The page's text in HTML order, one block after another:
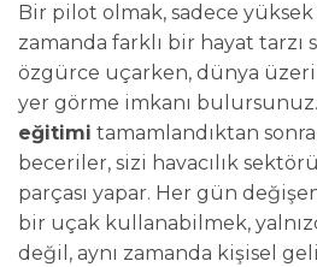
Bir pilot olmak, sadece yüksek
zamanda farklı bir hayat tarzı
özgürce uçarken, dünya
yer görme imkanı bulursunuz.
eğitimi tamamlandıktan sonra
beceriler, sizi havacılık
parçası yapar. Her gün
bir uçak kullanabilmek,
değil, aynı zamanda kişisel